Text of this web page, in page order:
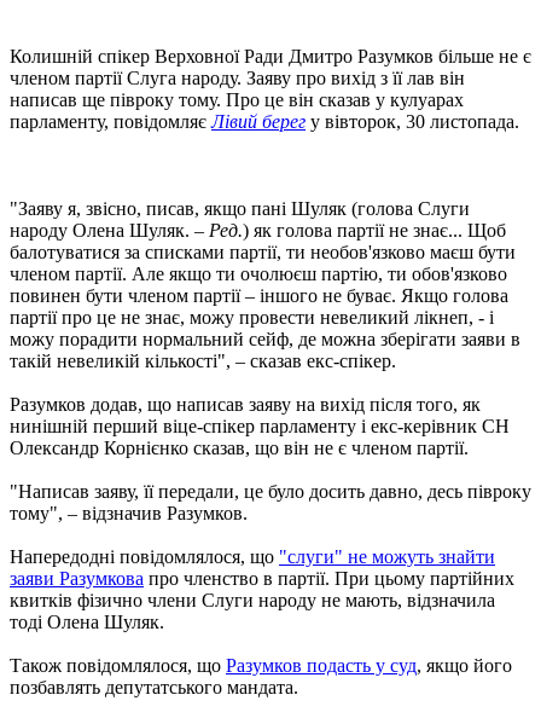
Колишній спікер Верховної Ради Дмитро Разумков більше не є
членом партії Слуга народу. Заяву про вихід з її лав він
написав ще півроку тому. Про це він сказав у кулуарах
парламенту, повідомляєЛівий берег у вівторок, 30 листопада.
"Заяву я, звісно, писав, якщо пані Шуляк (голова Слуги
народу Олена Шуляк. – Ред.) як голова партії не знає... Щоб
балотуватися за списками партії, ти необов'язково маєш бути
членом партії. Але якщо ти очолюєш партію, ти обов'язково
повинен бути членом партії – іншого не буває. Якщо голова
партії про це не знає, можу провести невеликий лікнеп, - і
можу порадити нормальний сейф, де можна зберігати заяви в
такій невеликій кількості", – сказав екс-спікер.
Разумков додав, що написав заяву на вихід після того, як
нинішній перший віце-спікер парламенту і екс-керівник СН
Олександр Корнієнко сказав, що він не є членом партії.
"Написав заяву, її передали, це було досить давно, десь півроку
тому", – відзначив Разумков.
Напередодні повідомлялося, що "слуги" не можуть знайти
заяви Разумкова про членство в партії. При цьому партійних
квитків фізично члени Слуги народу не мають, відзначила
тоді Олена Шуляк.
Також повідомлялося, що Разумков подасть у суд, якщо його
позбавлять депутатського мандата.